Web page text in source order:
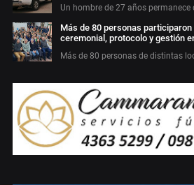
Un hombre de 27 años permanece
Más de 80 personas
ceremonial, protocolo y gestión
Más de 80 personas de distintas